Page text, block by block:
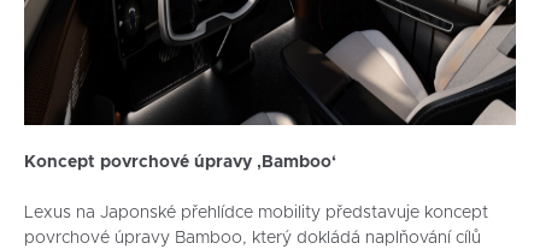
Koncept povrchové úpravy ‚Bamboo‘
Lexus na Japonské přehlídce mobility představuje koncept
povrchové úpravy Bamboo, který dokládá naplňování cílů